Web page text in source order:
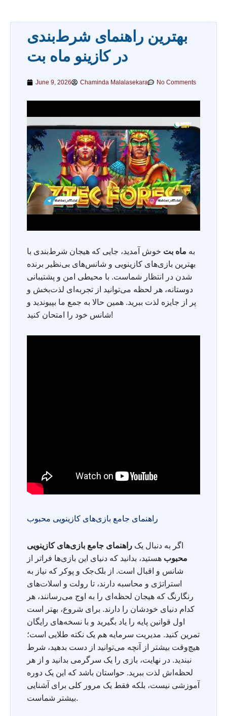
بهترین راهنمای شرط‌بندی
در کازینو ماه بت
June 9, 2026 Chaminda Malalasekara No Comments
به ماه بت خوش آمدید، جایی که هیجان شرط‌بندی با
بهترین بازی‌های کازینویی و شانس‌های بی‌نظیر برنده
شدن در انتظار شماست. با محیطی امن و پشتیبانی
دوستانه، هر لحظه می‌توانید از تجربه‌ای لذت‌بخش و
پر از جایزه لذت ببرید. همین حالا به جمع ما بپیوندید و
شانس خود را امتحان کنید!
راهنمای جامع بازی‌های کازینویی محبوب
اگر به دنبال یک راهنمای جامع بازی‌های کازینویی
محبوب هستید، بدانید که دنیای این بازی‌ها فراتر از
شانس و اقبال است. از بلک‌جک و پوکر که نیاز به
استراتژی و محاسبه دارند، تا رولت و اسلات‌های
رنگارنگ که هیجان لحظه‌ای را به اوج می‌رسانند، هر
کدام دنیای خودشان را دارند. برای شروع، بهتر است
اول قوانین پایه را یاد بگیرید و با نسخه‌های رایگان
تمرین کنید. مدیریت سرمایه هم یک نکته طلایی است؛
هیچ‌وقت بیشتر از آنچه می‌توانید از دست بدهید، شرط
نبندید. در نهایت، بازی را یک سرگرمی بدانید و از هر
لحظه‌اش لذت ببرید. حواستان باشد که این یک دوره
آموزشی نیست، بلکه فقط یک مرور کلی برای آشنایی
بیشتر شماست.